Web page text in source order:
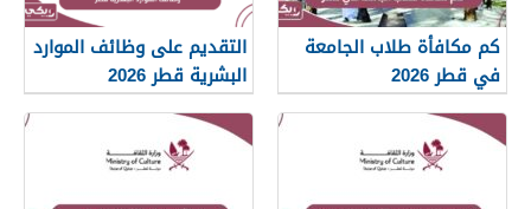
كم مكافأة طلاب الجامعة
في قطر 2026
التقديم على وظائف الموارد
البشرية قطر 2026